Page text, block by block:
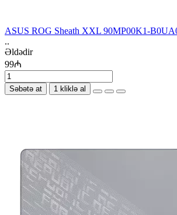
ASUS ROG Sheath XXL 90MP00K1-
..
Əldədir
99₼
Səbətə at 1 kliklə al